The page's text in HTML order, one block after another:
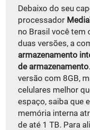
Debaixo do seu
processador
no Brasil você tem
duas versões, a
armazenamento
de armazenamento
versão com 8GB,
celulares melhor
espaço, saiba que
memória interna
de até 1 TB. Para